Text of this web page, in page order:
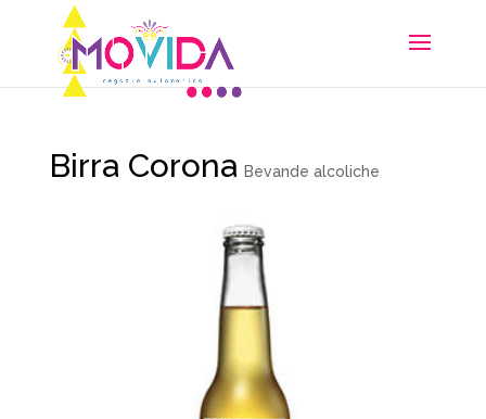
Birra Corona Bevande alcoliche